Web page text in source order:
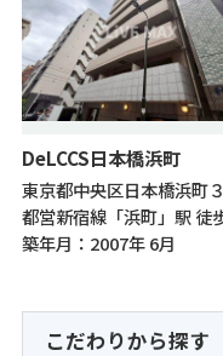
DeLCCS日本橋浜町
東京都中央区日本橋浜町
都営新宿線「浜町」駅 徒
築年月：2007年 6月
こだわりから探す